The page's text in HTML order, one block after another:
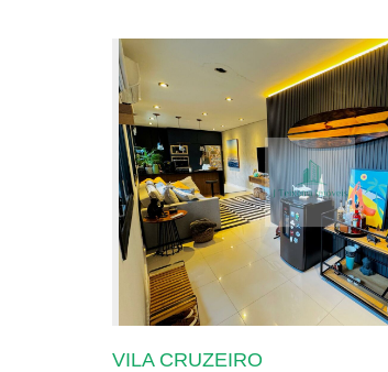
VILA CRUZEIRO